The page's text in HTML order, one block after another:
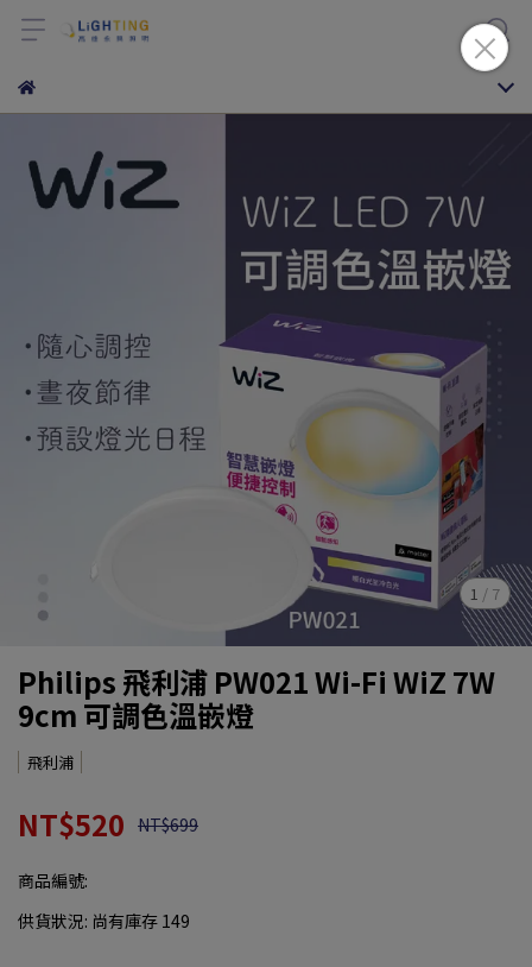
1 / 7
Philips 飛利浦 PW021 Wi-Fi WiZ 7W
9cm 可調色溫嵌燈
飛利浦
NT$520 NT$699
商品編號:
供貨狀況: 尚有庫存 149